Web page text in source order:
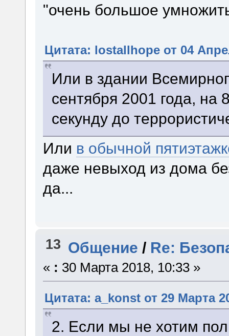
"очень большое
Цитата: lostallhope от 04
Или в здании
сентября 2001 года, на
секунду до
Или в обычной
даже невыход из дома
да...
13 Общение / Re:
« : 30 Марта 2018, 10:33 »
Цитата: a_konst от 29 Марта
2. Если мы не хотим